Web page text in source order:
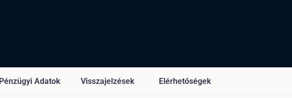
Pénzügyi Adatok Visszajelzések Elérhetőségek